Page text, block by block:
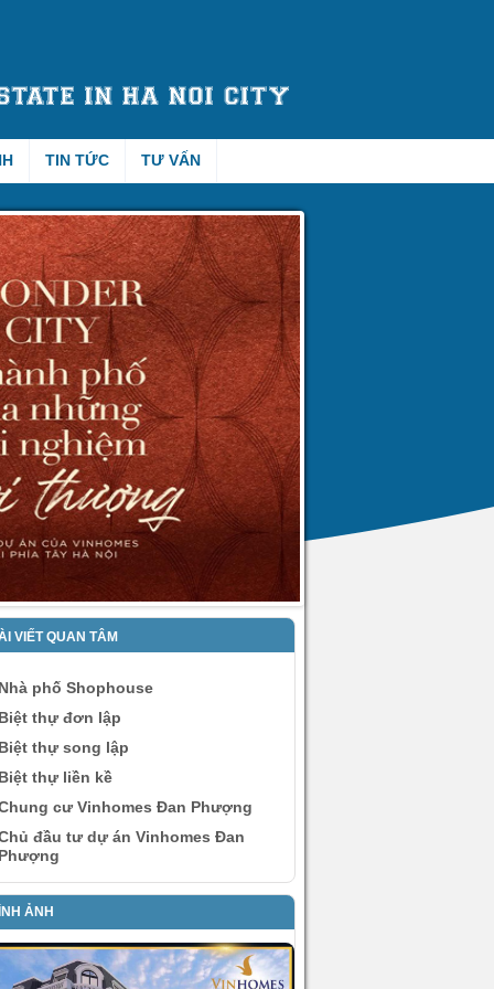
TIN TỨC TƯ VẤN
VIẾT QUAN TÂM
phố Shophouse
thự đơn lập
thự song lập
thự liền kề
cư Vinhomes Đan Phượng
đầu tư dự án Vinhomes Đan
ẢNH